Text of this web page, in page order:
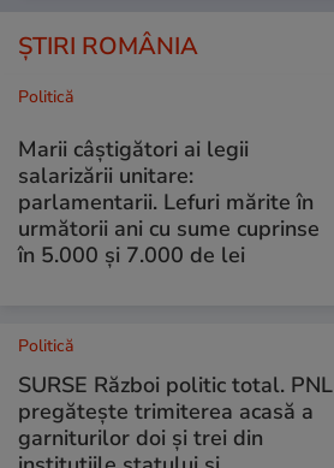
ȘTIRI ROMÂNIA
Politică
Marii câștigători ai legii
salarizării unitare:
parlamentarii. Lefuri mărite în
următorii ani cu sume cuprinse
în 5.000 și 7.000 de lei
Politică
SURSE Război politic total. PNL
pregătește trimiterea acasă a
garniturilor doi și trei din